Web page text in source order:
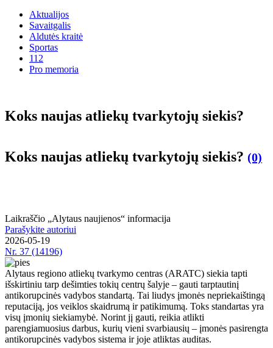
Aktualijos
Savaitgalis
Aldutės kraitė
Sportas
112
Pro memoria
Koks naujas atliekų tvarkytojų siekis?
Koks naujas atliekų tvarkytojų siekis? (0)
Laikraščio „Alytaus naujienos“ informacija
Parašykite autoriui
2026-05-19
Nr. 37 (14196)
Alytaus regiono atliekų tvarkymo centras (ARATC) siekia tapti
išskirtiniu tarp dešimties tokių centrų šalyje – gauti tarptautinį
antikorupcinės vadybos standartą. Tai liudys įmonės nepriekaištingą
reputaciją, jos veiklos skaidrumą ir patikimumą. Toks standartas yra
visų įmonių siekiamybė. Norint jį gauti, reikia atlikti
parengiamuosius darbus, kurių vieni svarbiausių – įmonės pasirengta
antikorupcinės vadybos sistema ir joje atliktas auditas.